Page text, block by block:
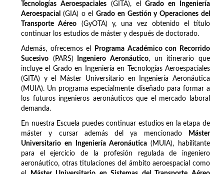
Tecnologías Aeroespaciales(GITA), elGrado en Ingeniería
Aeroespacial (GIA) o elGrado en Gestión y Operaciones del
Transporte Aéreo (GyOTA) y, una vez obtenido el título
continuar los estudios de máster y después de doctorado.
Además, ofrecemos el
Programa Académico con Recorrido
Sucesivo (PARS) Ingeniero Aeronáutico, un itinerario que
incluye el Grado en Ingeniería en Tecnologías Aeroespaciales
(GITA) y el Máster Universitario en Ingeniería Aeronáutica
(MUIA). Un programa especialmente diseñado para formar a
los futuros ingenieros aeronáuticos que el mercado laboral
demanda.
En nuestra Escuela puedes continuar estudios en la etapa de
máster y cursar además del ya mencionado
Máster
Universitario en Ingeniería Aeronáutica(MUIA), habilitante
para el ejercicio de la profesión regulada de ingeniero
aeronáutico, otras titulaciones del ámbito aeroespacial como